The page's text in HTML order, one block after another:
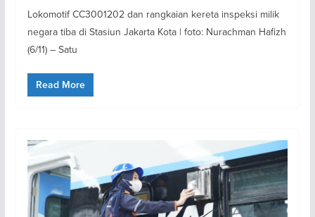
Lokomotif CC3001202 dan rangkaian kereta inspeksi milik
negara tiba di Stasiun Jakarta Kota | foto: Nurachman Hafizh
(6/11) – Satu
Read More